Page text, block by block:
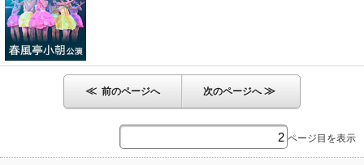
≪ 前のページへ 次のページへ≫
ページ目を表示